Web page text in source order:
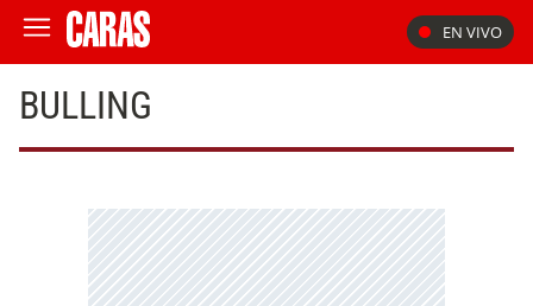
EN VIVO
BULLING